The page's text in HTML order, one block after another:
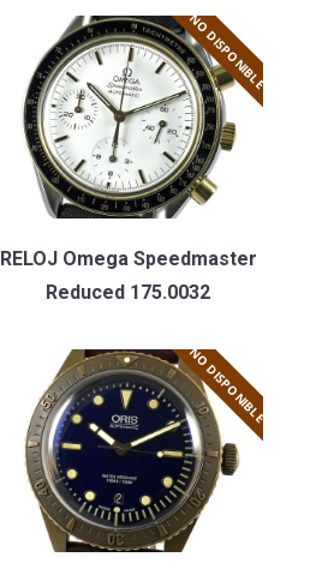
NO DISPONIBLE
RELOJ Omega Speedmaster
Reduced 175.0032
NO DISPONIBLE